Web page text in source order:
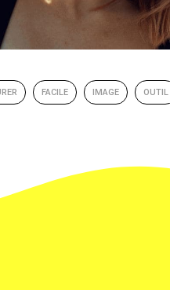
FACILE IMAGE OUTIL